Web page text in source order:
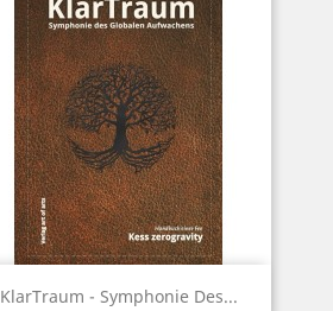
KlarTraum - Symphonie Des...
 Vorschau